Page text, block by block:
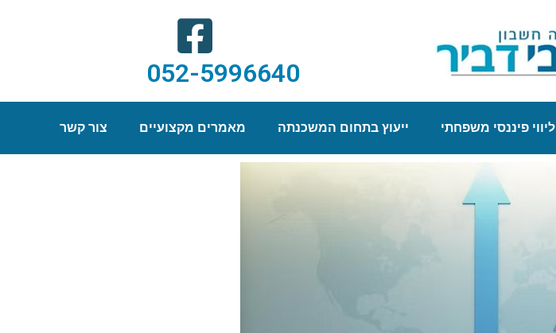
052-5996640
ליווי פיננסי משפחתי ייעוץ בתחום המשכנתה מאמרים מקצועיים צור קשר